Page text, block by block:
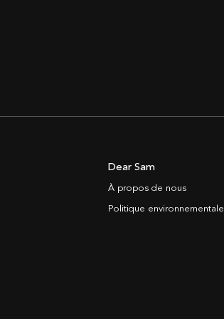
Dear Sam
À propos de nous
Politique environnementale